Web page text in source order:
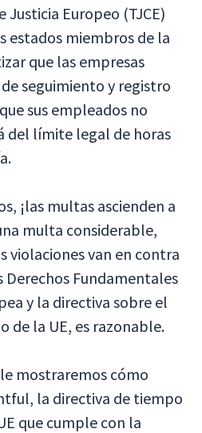
Justicia Europeo (TJCE)
estados miembros de la
que las empresas
seguimiento y registro
sus empleados no
del límite legal de horas
¡las multas ascienden a
multa considerable,
violaciones van en contra
Derechos Fundamentales
y la directiva sobre el
de la UE, es razonable.
mostraremos cómo
la directiva de tiempo
que cumple con la